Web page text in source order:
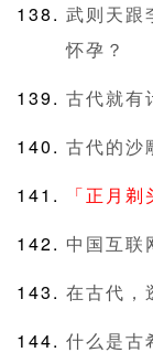
武则天跟
怀孕？
古代就有
古代的沙
「正月
中国互联
在古代，
什么是古